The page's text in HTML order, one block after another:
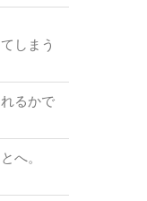
しまう
るかで
へ。